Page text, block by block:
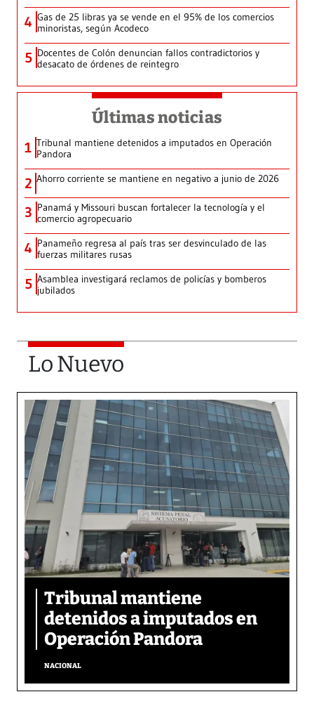
4 Gas de 25 libras ya se vende en el 95% de los comercios
minoristas, según Acodeco
5 Docentes de Colón denuncian fallos contradictorios y
desacato de órdenes de reintegro
Últimas noticias
1 Tribunal mantiene detenidos a imputados en Operación
Pandora
2 Ahorro corriente se mantiene en negativo a junio de 2026
3 Panamá y Missouri buscan fortalecer la tecnología y el
comercio agropecuario
4 Panameño regresa al país tras ser desvinculado de las
fuerzas militares rusas
5 Asamblea investigará reclamos de policías y bomberos
jubilados
Lo Nuevo
Tribunal mantiene
detenidos a imputados en
Operación Pandora
NACIONAL